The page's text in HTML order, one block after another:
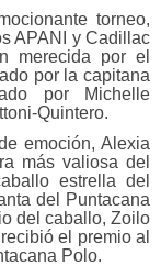
torneo,
APANI y Cadillac
merecida por el
por la capitana
por Michelle
Quintero.
emoción, Alexia
más valiosa del
estrella del
del Puntacana
del caballo, Zoilo
el premio al
Polo.